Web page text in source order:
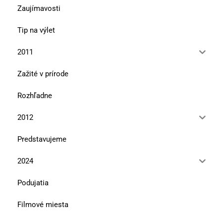
Zaujímavosti
Tip na výlet
2011
Zažité v prírode
Rozhľadne
2012
Predstavujeme
2024
Podujatia
Filmové miesta